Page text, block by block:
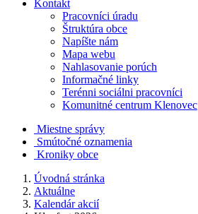
Kontakt
Pracovníci úradu
Štruktúra obce
Napíšte nám
Mapa webu
Nahlasovanie porúch
Informačné linky
Terénni sociálni pracovníci
Komunitné centrum Klenovec
Miestne správy
Smútočné oznamenia
Kroniky obce
Úvodná stránka
Aktuálne
Kalendár akcií